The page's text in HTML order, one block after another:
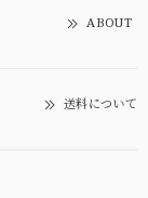
ABOUT
送料について